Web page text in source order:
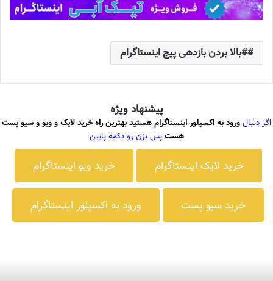
#بالا بردن بازدهی پیج اینستاگرام
پیشنهاد ویژه
اگر دنبالورود به اکسپلور اینستاگرام هستید بهترین راه خرید لایک و ویو و سیو پست
هستپس بزن رو دکمه پایین
خرید لایک اینستاگرام خرید ویو اینستاگرام
خرید سیو پست ورود به اکسپلور اینستاگرام